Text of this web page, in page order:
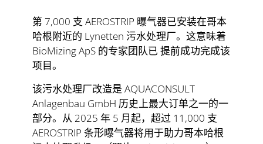
第 7,000 支 AEROSTRIP 曝气器已安装在哥本
哈根附近的 Lynetten 污水处理厂。这意味着
BioMizing ApS 的专家团队已提前成功完成该
项目。
该污水处理厂改造是 AQUACONSULT
Anlagenbau GmbH 历史上最大订单之一的一
部分。从 2025 年 5 月起，超过 11,000 支
AEROSTRIP 条形曝气器将用于助力哥本哈根